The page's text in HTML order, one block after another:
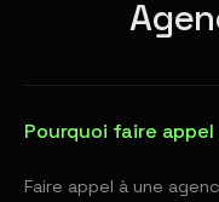
Pourquoi faire appel
Faire appel à une